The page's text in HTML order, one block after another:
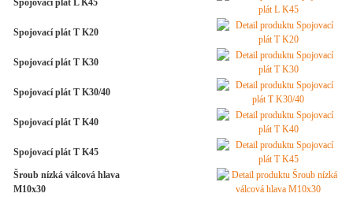
Spojovací plát L K45
Spojovací plát T K20
Spojovací plát T K30
Spojovací plát T K30/40
Spojovací plát T K40
Spojovací plát T K45
Šroub nízká válcová hlava
M10x30